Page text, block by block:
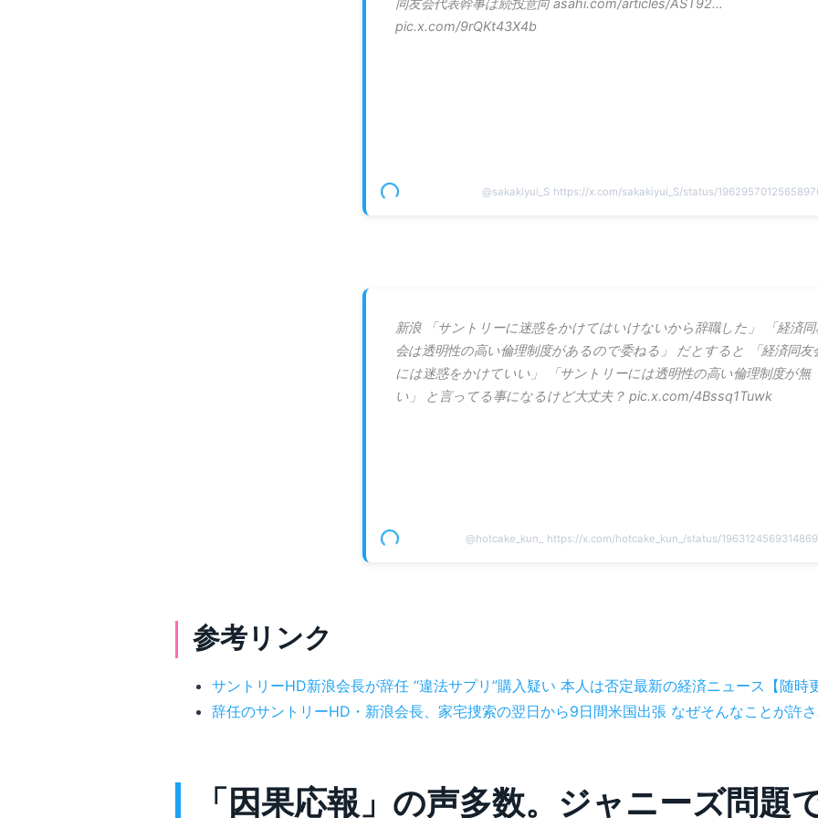
同友会代表幹事は続投意向 asahi.com/articles/AST92…
pic.x.com/9rQKt43X4b
@sakakiyui_S https://x.com/sakakiyui_S/status/
新浪 「サントリーに迷惑をかけてはいけないから辞職した」 「経済同
会は透明性の高い倫理制度があるので委ねる」 だとすると 「経済同友
には迷惑をかけていい」 「サントリーには透明性の高い倫理制度が無
い」 と言ってる事になるけど大丈夫？ pic.x.com/4Bssq1Tuwk
@hotcake_kun_ https://x.com/hotcake_kun_/status/
参考リンク
サントリーHD新浪会長が辞任 “違法サプリ”購入疑い 本人は否定最新の経済ニュース【随時
辞任のサントリーHD・新浪会長、家宅捜索の翌日から9日間米国出張 なぜそんなことが許
「因果応報」の声多数。ジャニーズ問題